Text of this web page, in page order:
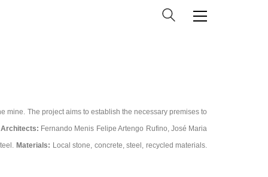
mine. The project aims to establish the necessary premises to
Architects: Fernando Menis Felipe Artengo Rufino, José Maria
Materials: Local stone, concrete, steel, recycled materials.